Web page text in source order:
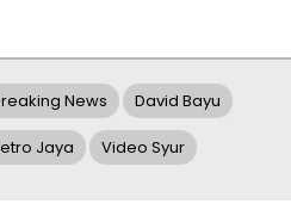
News David Bayu